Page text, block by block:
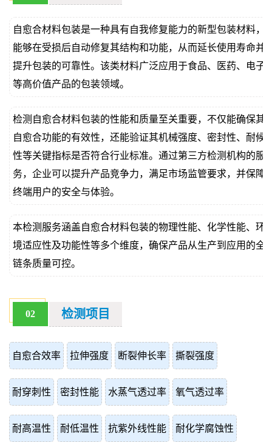
自愈合材料包装是一种具有自我修复能力的新型包装材料，
能够在受损后自动修复其结构和功能，从而延长使用寿命并
提升包装的可靠性。该类材料广泛应用于食品、医药、电子
等高价值产品的包装领域。
检测自愈合材料包装的性能和质量至关重要，不仅能确保其
自愈合功能的有效性，还能验证其机械强度、密封性、耐候
性等关键指标是否符合行业标准。通过第三方检测机构的服
务，企业可以提升产品竞争力，满足市场监管要求，并保障
终端用户的安全与体验。
本检测服务涵盖自愈合材料包装的物理性能、化学性能、环
境适应性及功能性等多个维度，确保产品从生产到应用的全
链条质量可控。
02 检测项目
自愈合效率 拉伸强度 断裂伸长率 撕裂强度
耐穿刺性 密封性能 水蒸气透过率 氧气透过率
耐高温性 耐低温性 抗紫外线性能 耐化学腐蚀性
价
真
伪
询